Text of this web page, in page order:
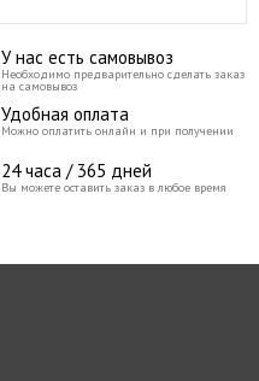
У нас есть самовывоз
Необходимо предварительно сделать заказ
на самовывоз
Удобная оплата
Можно оплатить онлайн и при получении
24 часа / 365 дней
Вы можете оставить заказ в любое время